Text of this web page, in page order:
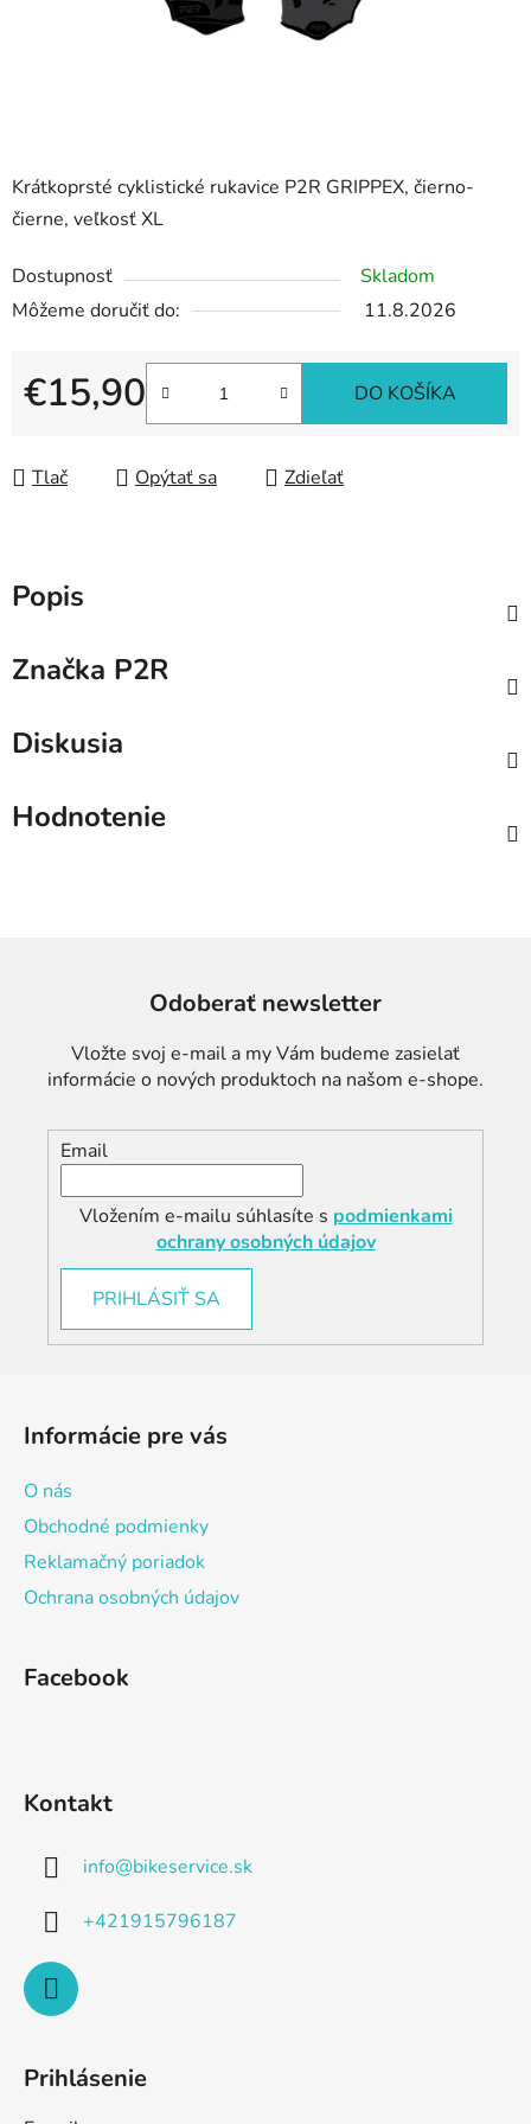
Krátkoprsté cyklistické rukavice P2R GRIPPEX, čierno-
čierne, veľkosť XL
Dostupnosť
Skladom
Môžeme doručiť do:
11.8.2026
€15,90
Jednotková cena:
DO KOŠÍKA
Tlač Opýtať sa Zdieľať
Popis
Značka P2R
Diskusia
Hodnotenie
Odoberať newsletter
Vložte svoj e-mail a my Vám budeme zasielať
informácie o nových produktoch na našom e-shope.
Email
Vložením e-mailu súhlasíte s podmienkami
ochrany osobných údajov
PRIHLÁSIŤ SA
Informácie pre vás
O nás
Obchodné podmienky
Reklamačný poriadok
Ochrana osobných údajov
Facebook
Kontakt
info@bikeservice.sk
+421915796187
Prihlásenie